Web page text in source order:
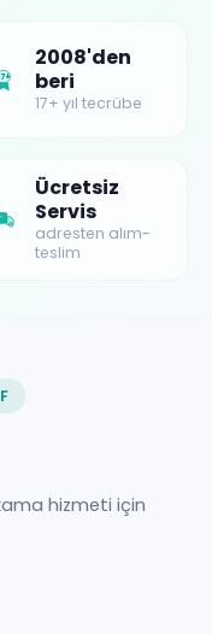
2008'den
beri
17+ yıl tecrübe
Ücretsiz
Servis
adresten alım-
teslim
hizmeti için